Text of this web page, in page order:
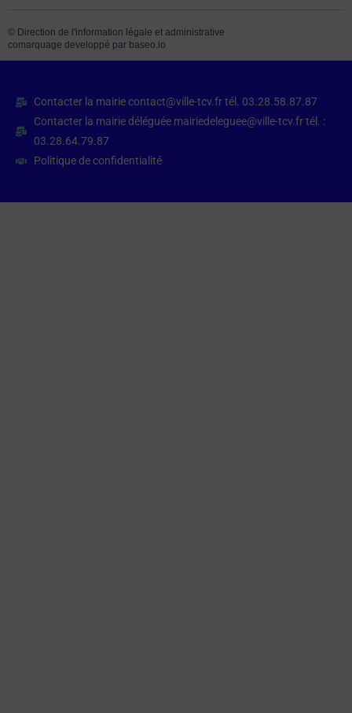
© Direction de l'information légale et administrative
comarquage developpé par baseo.io
Contacter la mairie contact@ville-tcv.fr tél. 03.28.58.87.87
Contacter la mairie déléguée mairiedeleguee@ville-tcv.fr tél. :
03.28.64.79.87
Politique de confidentialité